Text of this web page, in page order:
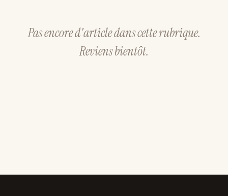
Pas encore d'article dans cette rubrique.
Reviens bientôt.